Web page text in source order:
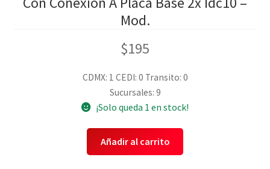
Mod.
$195
CDMX: 1 CEDI: 0 Transito: 0
Sucursales: 9
¡Solo queda 1 en stock!
Añadir al carrito